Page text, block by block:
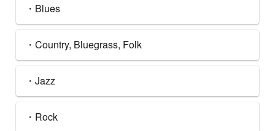
・Blues
・Country, Bluegrass, Folk
・Jazz
・Rock